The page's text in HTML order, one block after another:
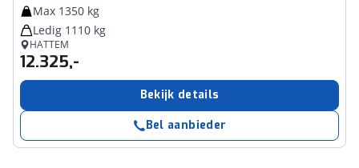
Max 1350 kg
Ledig 1110 kg
HATTEM
12.325,-
Bekijk details
Bel aanbieder